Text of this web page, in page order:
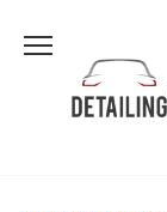
содержанию